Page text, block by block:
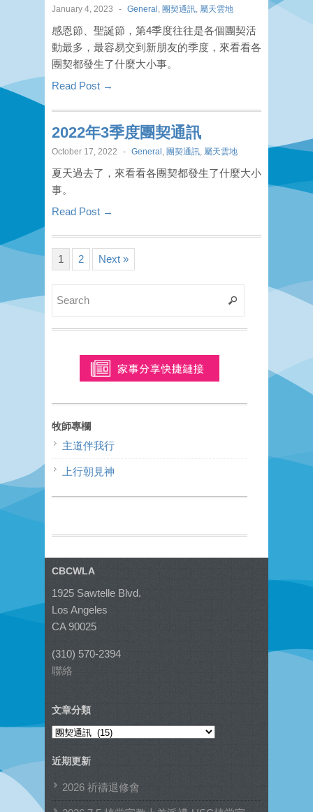
January 4, 2023 - General 團契通訊 屬天雲地
感恩節、聖誕節，第4季度往往是各個團契活
動最多，最容易交到新朋友的季度，來看看各
團契都發生了什麼大小事。
Read Post →
2022年3季度團契通訊
October 17, 2022 - General 團契通訊 屬天雲地
夏天過去了，來看看各團契都發生了什麼大小
事。
Read Post →
1 2 Next »
牧師專欄
主道伴我行
上行朝見神
CBCWLA
1925 Sawtelle Blvd.
Los Angeles
CA 90025
(310) 570-2394
聯絡
文章分類
文
分
類
近期更新
2026 祈禱退修會